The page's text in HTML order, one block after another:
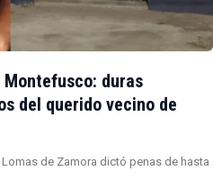
duras
del querido vecino de
Lomas de Zamora dictó penas de hasta